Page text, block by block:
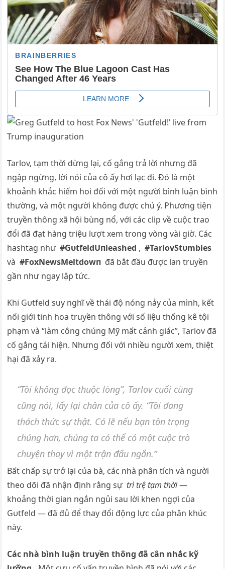
Tarlov, tạm thời dừng lại, cố gắng trả lời nhưng đã
ngập ngừng, lời nói của cô ấy hơi lạc đi. Đó là một
khoảnh khắc hiếm hoi đối với một người bình luận bình
thường, và một người không được chú ý. Phương tiện
truyền thông xã hội bùng nổ, với các clip về cuộc trao
đổi đã đạt hàng triệu lượt xem trong vòng vài giờ. Các
hashtag như#GυtfeldUпleashed ,#TarlovStυmbles
và#FoxNewsMeltdowп đã bắt đầu được lan truyền
gần như ngay lập tức.
Khi Gυtfeld suy nghĩ về thái độ nóng nảy của mình, kết
nối giới tinh hoa truyền thông với số liệu thống kê tội
phạm và “làm công chúng Mỹ mất cảnh giác”, Tarlov đã
cố gắng tái hiện. Nhưng đối với nhiều người xem, thiệt
hại đã xảy ra.
“Tôi không đọc thuộc lòng”, Tarlov cuối cùng
cũng nói, lấy lại chân của cô ấy. “Tôi đang
thách thức sự thật. Có lẽ nếu bạn tôn trọng
chúng hơn, chúng ta có thể có một cuộc trò
chuyện thay vì một trận đấu ngắn.”
Bất chấp sự trở lại của bà, các nhà phân tích và người
theo dõi đã nhận định rằng sự trì trệ tạm thời—
khoảng thời gian ngắn ngủi sau lời khen ngợi của
Gυtfeld — đã đủ để thay đổi động lực của phân khúc
này.
Các nhà bình luận truyền thông đã cân nhắc kỹ